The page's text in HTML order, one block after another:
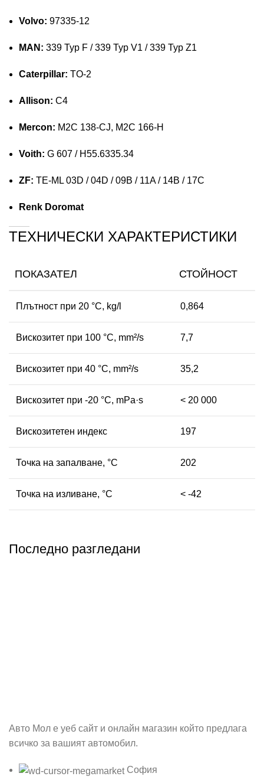
Volvo: 97335-12
MAN: 339 Typ F / 339 Typ V1 / 339 Typ Z1
Caterpillar: TO-2
Allison: C4
Mercon: M2C 138-CJ, M2C 166-H
Voith: G 607 / H55.6335.34
ZF: TE-ML 03D / 04D / 09B / 11A / 14B / 17C
Renk Doromat
ТЕХНИЧЕСКИ ХАРАКТЕРИСТИКИ
ПОКАЗАТЕЛ СТОЙНОСТ
Плътност при 20 °C, kg/l 0,864
Вискозитет при 100 °C, mm²/s 7,7
Вискозитет при 40 °C, mm²/s 35,2
Вискозитет при -20 °C, mPa·s < 20 000
Вискозитетен индекс 197
Точка на запалване, °C 202
Точка на изливане, °C < -42
Последно разгледани
Авто Мол е уеб сайт и онлайн магазин който предлага
всичко за вашият автомобил.
София